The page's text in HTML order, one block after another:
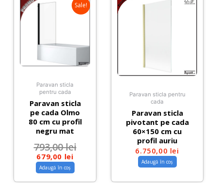
Sale!
Paravan sticla
pentru cada
Paravan sticla
pe cada Olmo
80 cm cu profil
negru mat
793,00lei
679,00 lei
Adaugă în coș
Paravan sticla pentru
cada
Paravan sticla
pivotant pe cada
60×150 cm cu
profil auriu
6.750,00 lei
Adaugă în coș